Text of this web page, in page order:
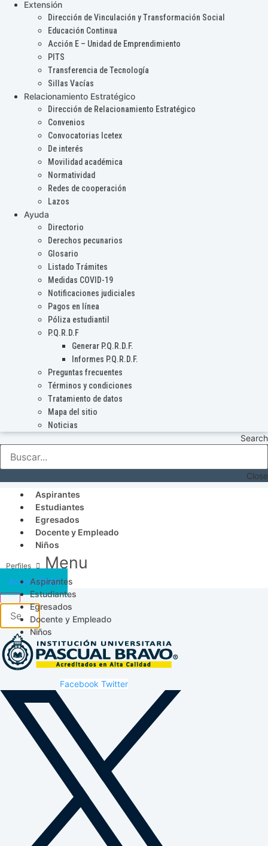
Extensión
Dirección de Vinculación y Transformación Social
Educación Continua
Acción E – Unidad de Emprendimiento
PITS
Transferencia de Tecnología
Sillas Vacías
Relacionamiento Estratégico
Dirección de Relacionamiento Estratégico
Convenios
Convocatorias Icetex
De interés
Movilidad académica
Normatividad
Redes de cooperación
Lazos
Ayuda
Directorio
Derechos pecunarios
Glosario
Listado Trámites
Medidas COVID-19
Notificaciones judiciales
Pagos en línea
Póliza estudiantil
P.Q.R.D.F
Generar P.Q.R.D.F.
Informes P.Q.R.D.F.
Preguntas frecuentes
Términos y condiciones
Tratamiento de datos
Mapa del sitio
Noticias
Search
Close
Aspirantes
Estudiantes
Egresados
Docente y Empleado
Niños
Menu
Aspirantes
Estudiantes
Egresados
Docente y Empleado
Niños
Acceso SICAU
Facebook Twitter